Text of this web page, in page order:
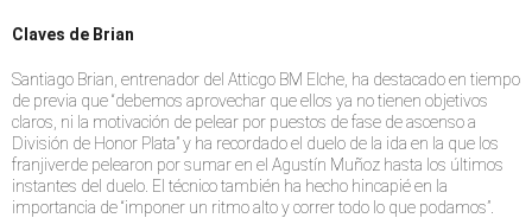
Claves de Brian
Santiago Brian, entrenador del Atticgo BM Elche, ha destacado en tiempo
de previa que “debemos aprovechar que ellos ya no tienen objetivos
claros, ni la motivación de pelear por puestos de fase de ascenso a
División de Honor Plata” y ha recordado el duelo de la ida en la que los
franjiverde pelearon por sumar en el Agustín Muñoz hasta los últimos
instantes del duelo. El técnico también ha hecho hincapié en la
importancia de “imponer un ritmo alto y correr todo lo que podamos”.